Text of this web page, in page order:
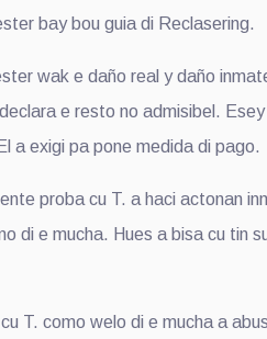
bay bou guia di Reclasering.
wak e daño real y daño
e resto no admisibel.
a exigi pa pone medida di pago.
proba cu T. a haci actonan
di e mucha. Hues a bisa cu tin
T. como welo di e mucha a